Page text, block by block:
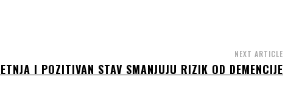
NEXT ARTICLE
I POZITIVAN STAV SMANJUJU RIZIK OD DEMENCIJE